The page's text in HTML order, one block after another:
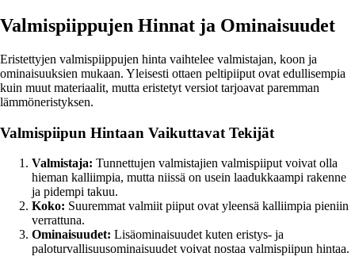
Valmispiippujen Hinnat ja Ominaisuudet
Eristettyjen valmispiippujen hinta vaihtelee valmistajan, koon ja
ominaisuuksien mukaan. Yleisesti ottaen peltipiiput ovat edullisempia
kuin muut materiaalit, mutta eristetyt versiot tarjoavat paremman
lämmöneristyksen.
Valmispiipun Hintaan Vaikuttavat Tekijät
Valmistaja: Tunnettujen valmistajien valmispiiput voivat olla
hieman kalliimpia, mutta niissä on usein laadukkaampi rakenne
ja pidempi takuu.
Koko: Suuremmat valmiit piiput ovat yleensä kalliimpia pieniin
verrattuna.
Ominaisuudet: Lisäominaisuudet kuten eristys- ja
paloturvallisuusominaisuudet voivat nostaa valmispiipun hintaa.